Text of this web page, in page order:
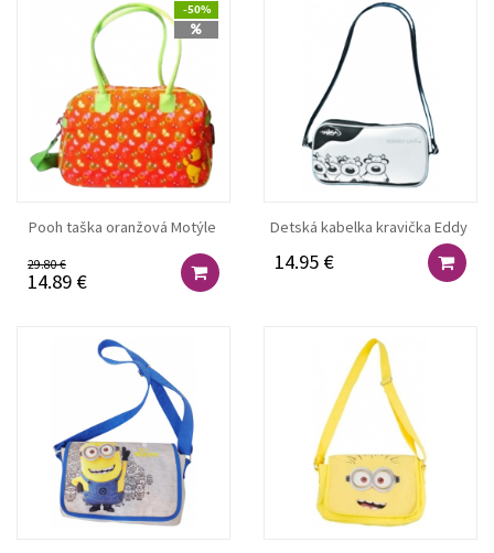
-50%
Pooh taška oranžová Motýle
29.80 €
14.89 €
Detská kabelka kravička Eddy
14.95 €